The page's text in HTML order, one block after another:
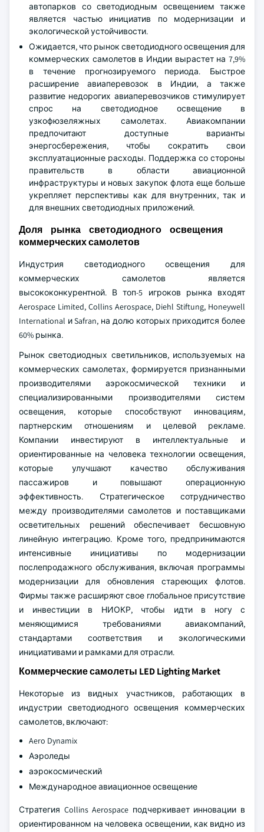
автопарков со светодиодным освещением также
является частью инициатив по модернизации и
экологической устойчивости.
Ожидается, что рынок светодиодного освещения для
коммерческих самолетов в Индии вырастет на 7,9%
в течение прогнозируемого периода. Быстрое
расширение авиаперевозок в Индии, а также
развитие недорогих авиаперевозчиков стимулирует
спрос на светодиодное освещение в
узкофюзеляжных самолетах. Авиакомпании
предпочитают доступные варианты
энергосбережения, чтобы сократить свои
эксплуатационные расходы. Поддержка со стороны
правительств в области авиационной
инфраструктуры и новых закупок флота еще больше
укрепляет перспективы как для внутренних, так и
для внешних светодиодных приложений.
Доля рынка светодиодного освещения
коммерческих самолетов
Индустрия светодиодного освещения для
коммерческих самолетов является
высококонкурентной. В топ-5 игроков рынка входят
Aerospace Limited, Collins Aerospace, Diehl Stiftung, Honeywell
International и Safran, на долю которых приходится более
60% рынка.
Рынок светодиодных светильников, используемых на
коммерческих самолетах, формируется признанными
производителями аэрокосмической техники и
специализированными производителями систем
освещения, которые способствуют инновациям,
партнерским отношениям и целевой рекламе.
Компании инвестируют в интеллектуальные и
ориентированные на человека технологии освещения,
которые улучшают качество обслуживания
пассажиров и повышают операционную
эффективность. Стратегическое сотрудничество
между производителями самолетов и поставщиками
осветительных решений обеспечивает бесшовную
линейную интеграцию. Кроме того, предпринимаются
интенсивные инициативы по модернизации
послепродажного обслуживания, включая программы
модернизации для обновления стареющих флотов.
Фирмы также расширяют свое глобальное присутствие
и инвестиции в НИОКР, чтобы идти в ногу с
меняющимися требованиями авиакомпаний,
стандартами соответствия и экологическими
инициативами и рамками для отрасли.
Коммерческие самолеты LED Lighting Market
Некоторые из видных участников, работающих в
индустрии светодиодного освещения коммерческих
самолетов, включают:
Aero Dynamix
Аэроледы
аэрокосмический
Международное авиационное освещение
Стратегия Collins Aerospace подчеркивает инновации в
ориентированном на человека освещении, как видно из